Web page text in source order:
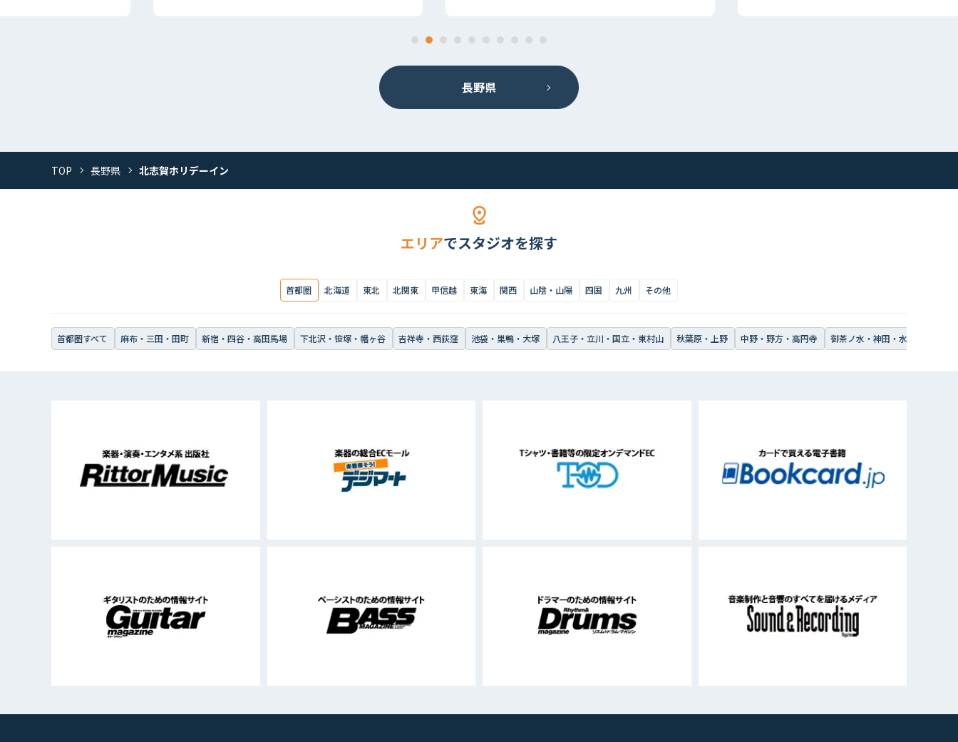
長野県
TOP 長野県 北志賀ホリデーイン
エリアでスタジオを探す
首都圏 北海道 東北 北関東 甲信越 東海 関西 山陰・山陽 四国 九州 その他
首都圏すべて 麻布・三田・田町 新宿・四谷・高田馬場 下北沢・笹塚・幡ヶ谷 吉祥寺・西荻窪 池袋・巣鴨・大塚 八王子・立川・国立・東村山 秋葉原・上野 中野・野方・高円寺 御茶ノ水・神田・水道橋・飯田橋